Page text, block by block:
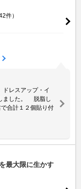
件）
レスアップ・イ
ました。 脱脂し
合計１２個貼り付
最大限に生かす